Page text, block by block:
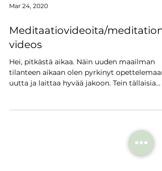
Mar 24, 2020
Meditaatiovideoita/meditation
videos
Hei, pitkästä aikaa. Näin uuden maailman
tilanteen aikaan olen pyrkinyt opettelemaan
uutta ja laittaa hyvää jakoon. Tein tällaisia...